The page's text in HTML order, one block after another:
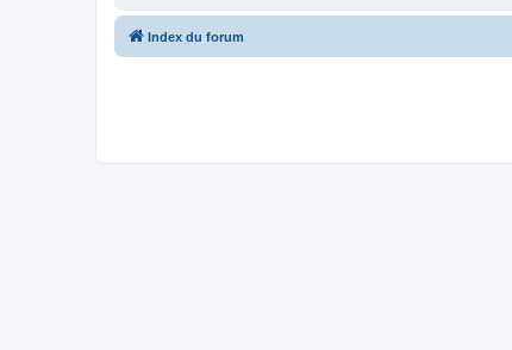
Index du forum